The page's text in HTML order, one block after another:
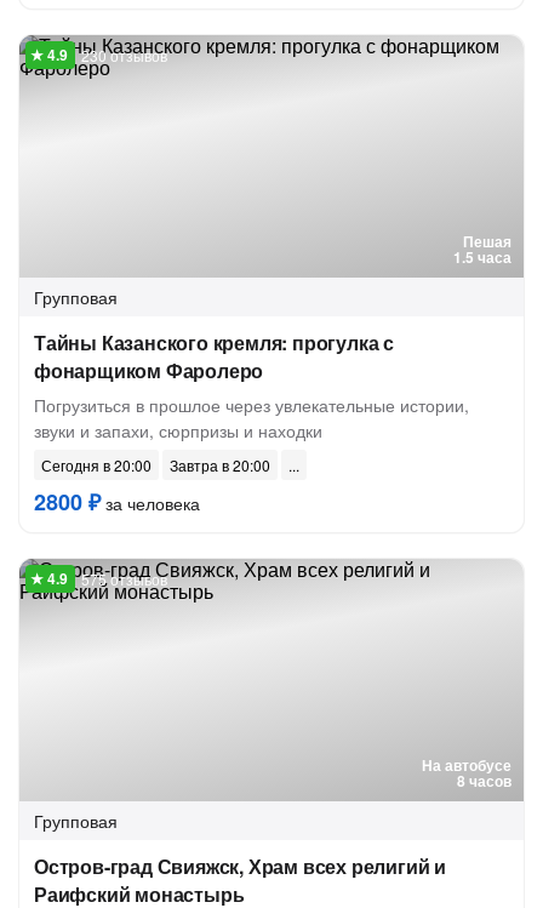
Пешая
1.5 часа
230 отзывов
Групповая
Тайны Казанского кремля: прогулка с
фонарщиком Фаролеро
Погрузиться в прошлое через увлекательные истории,
звуки и запахи, сюрпризы и находки
Сегодня в 20:00 Завтра в 20:00
2800 ₽за человека
На автобусе
8 часов
575 отзывов
Групповая
Остров-град Свияжск, Храм всех религий и
Раифский монастырь